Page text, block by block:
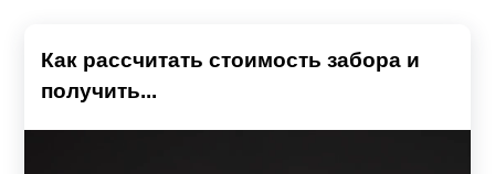
Как рассчитать стоимость забора и
получить...